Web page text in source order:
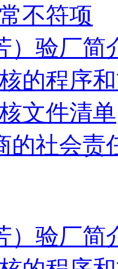
不符项
）验厂简
的程序
文件清单
的社会责
）验厂简